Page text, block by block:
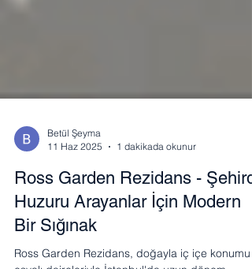
11 Haz 2025
1 dakikada okunur
Ross Garden Rezidans -
Huzuru Arayanlar İçin Modern